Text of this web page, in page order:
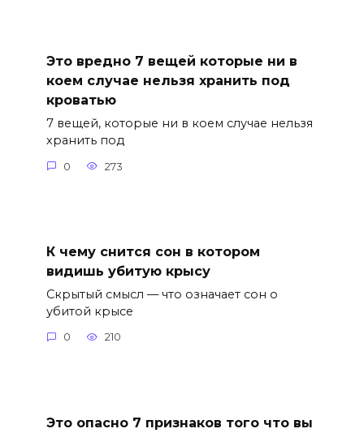
Это вредно 7 вещей которые ни в
коем случае нельзя хранить под
кроватью
7 вещей, которые ни в коем случае нельзя
хранить под
0 273
К чему снится сон в котором
видишь убитую крысу
Скрытый смысл — что означает сон о
убитой крысе
0 210
Это опасно 7 признаков того что вы